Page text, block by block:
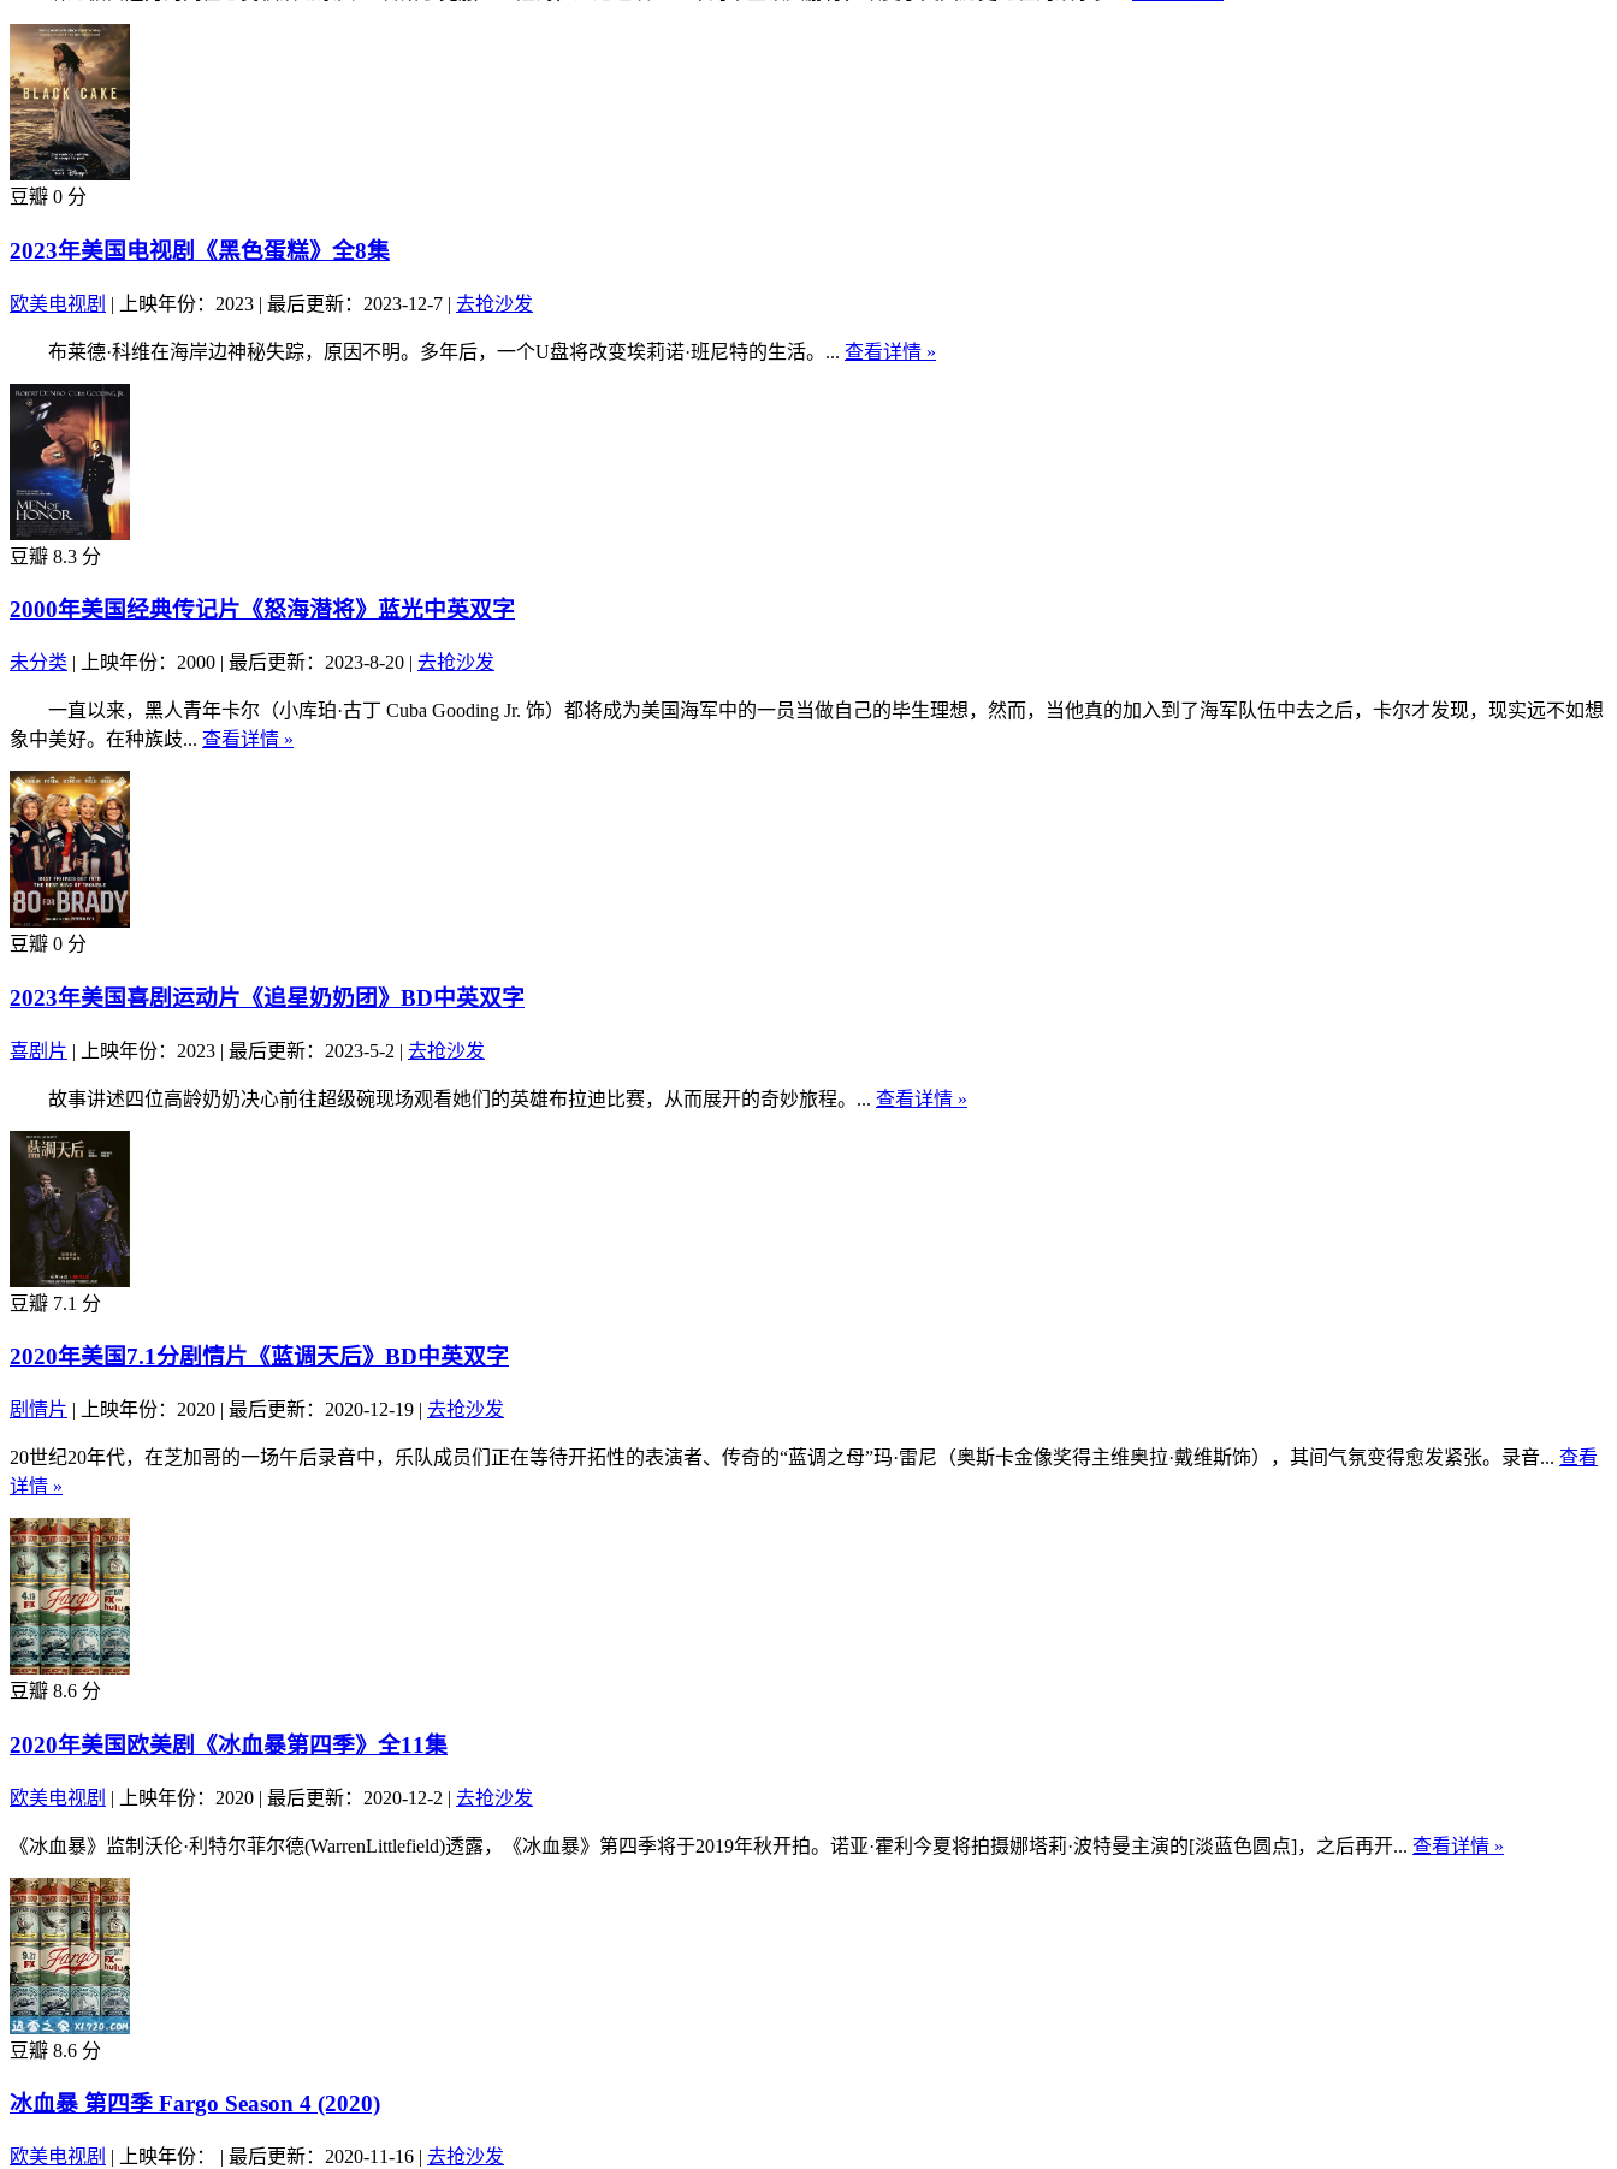
豆瓣 0 分
2023年美国电视剧《黑色蛋糕》全8集
欧美电视剧 | 上映年份：2023 | 最后更新：2023-12-7 | 去抢沙发
布莱德·科维在海岸边神秘失踪，原因不明。多年后，一个U盘将改变埃莉诺·班尼特的生活。... 查看详情 »
豆瓣 8.3 分
2000年美国经典传记片《怒海潜将》蓝光中英双字
未分类 | 上映年份：2000 | 最后更新：2023-8-20 | 去抢沙发
一直以来，黑人青年卡尔（小库珀·古丁 Cuba Gooding Jr. 饰）都将成为美国海军中的一员当做自己的毕生理想，然而，当他真的加入到了海军队伍中去之后，卡尔才发现，现实远不如想
象中美好。在种族歧... 查看详情 »
豆瓣 0 分
2023年美国喜剧运动片《追星奶奶团》BD中英双字
喜剧片 | 上映年份：2023 | 最后更新：2023-5-2 | 去抢沙发
故事讲述四位高龄奶奶决心前往超级碗现场观看她们的英雄布拉迪比赛，从而展开的奇妙旅程。... 查看详情 »
豆瓣 7.1 分
2020年美国7.1分剧情片《蓝调天后》BD中英双字
剧情片 | 上映年份：2020 | 最后更新：2020-12-19 | 去抢沙发
20世纪20年代，在芝加哥的一场午后录音中，乐队成员们正在等待开拓性的表演者、传奇的“蓝调之母”玛·雷尼（奥斯卡金像奖得主维奥拉·戴维斯饰），其间气氛变得愈发紧张。录音... 查看
详情 »
豆瓣 8.6 分
2020年美国欧美剧《冰血暴第四季》全11集
欧美电视剧 | 上映年份：2020 | 最后更新：2020-12-2 | 去抢沙发
《冰血暴》监制沃伦·利特尔菲尔德(WarrenLittlefield)透露，《冰血暴》第四季将于2019年秋开拍。诺亚·霍利今夏将拍摄娜塔莉·波特曼主演的[淡蓝色圆点]，之后再开... 查看详情 »
豆瓣 8.6 分
冰血暴 第四季 Fargo Season 4 (2020)
欧美电视剧 | 上映年份： | 最后更新：2020-11-16 | 去抢沙发